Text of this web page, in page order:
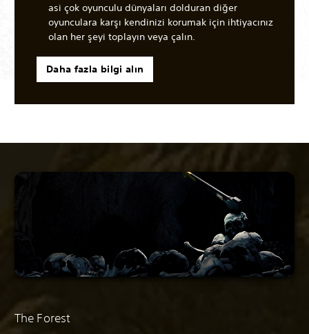
asi çok oyunculu dünyaları dolduran diğer
oyunculara karşı kendinizi korumak için ihtiyacınız
olan her şeyi toplayın veya çalın.
Daha fazla bilgi alın
The Forest